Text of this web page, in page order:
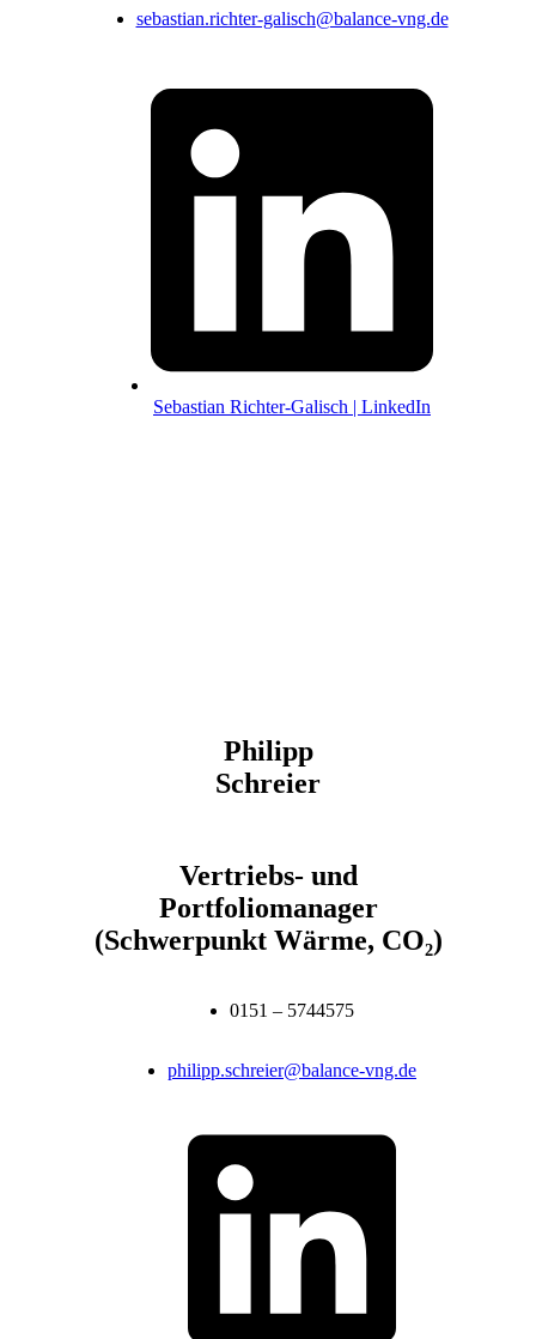
sebastian.richter-galisch@balance-vng.de
Sebastian Richter-Galisch | LinkedIn
Philipp
Schreier
Vertriebs- und
Portfoliomanager
(Schwerpunkt Wärme, CO₂)
0151 – 5744575
philipp.schreier@balance-vng.de